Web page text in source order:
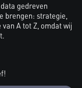
gedreven
brengen: strategie,
A tot Z, omdat wij